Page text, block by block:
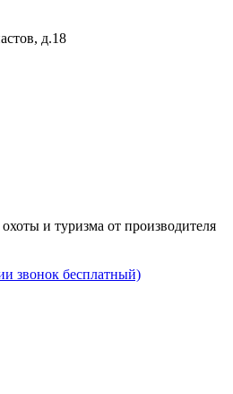
д.18
и туризма от производителя
звонок бесплатный)